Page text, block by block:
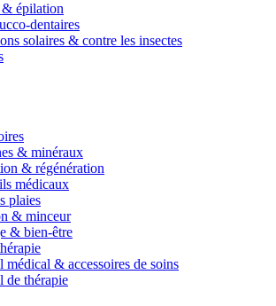
& épilation
dentaires
solaires & contre les insectes
& minéraux
& régénération
médicaux
plaies
& minceur
& bien-être
médical & accessoires de soins
de thérapie